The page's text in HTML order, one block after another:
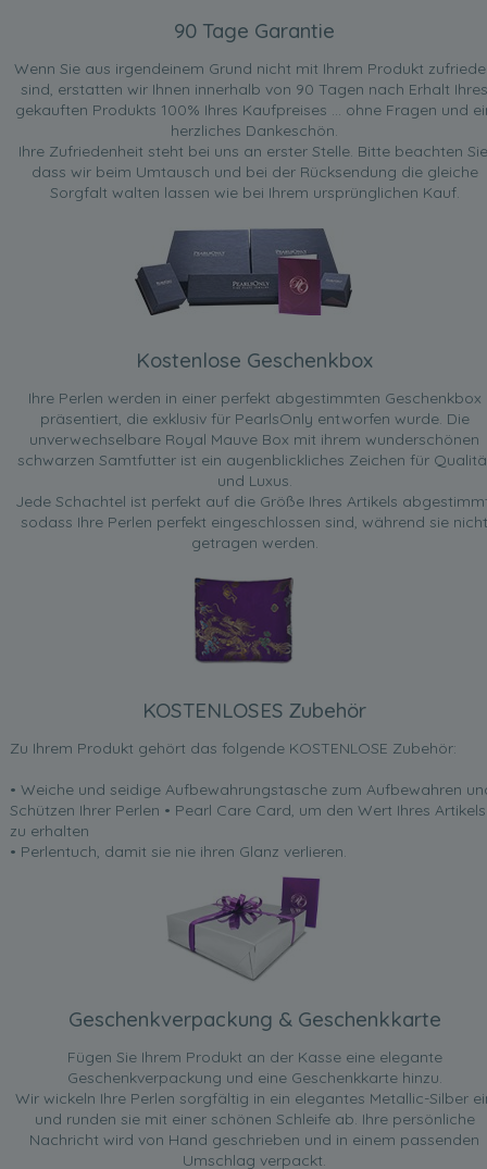
90 Tage Garantie
Wenn Sie aus irgendeinem Grund nicht mit Ihrem Produkt
sind, erstatten wir Ihnen innerhalb von 90 Tagen nach Erhalt Ihres
gekauften Produkts 100% Ihres Kaufpreises ... ohne Fragen und
herzliches Dankeschön.
Ihre Zufriedenheit steht bei uns an erster Stelle. Bitte beachten
dass wir beim Umtausch und bei der Rücksendung die gleiche
Sorgfalt walten lassen wie bei Ihrem ursprünglichen Kauf.
Kostenlose Geschenkbox
Ihre Perlen werden in einer perfekt abgestimmten Geschenkbox
präsentiert, die exklusiv für PearlsOnly entworfen wurde. Die
unverwechselbare Royal Mauve Box mit ihrem wunderschönen
schwarzen Samtfutter ist ein augenblickliches Zeichen für
und Luxus.
Jede Schachtel ist perfekt auf die Größe Ihres Artikels
sodass Ihre Perlen perfekt eingeschlossen sind, während sie nicht
getragen werden.
KOSTENLOSES Zubehör
Zu Ihrem Produkt gehört das folgende KOSTENLOSE Zubehör:
• Weiche und seidige Aufbewahrungstasche zum Aufbewahren
Schützen Ihrer Perlen • Pearl Care Card, um den Wert Ihres Artikels
zu erhalten
• Perlentuch, damit sie nie ihren Glanz verlieren.
Geschenkverpackung & Geschenkkarte
Fügen Sie Ihrem Produkt an der Kasse eine elegante
Geschenkverpackung und eine Geschenkkarte hinzu.
Wir wickeln Ihre Perlen sorgfältig in ein elegantes Metallic-Silber
und runden sie mit einer schönen Schleife ab. Ihre persönliche
Nachricht wird von Hand geschrieben und in einem passenden
Umschlag verpackt.